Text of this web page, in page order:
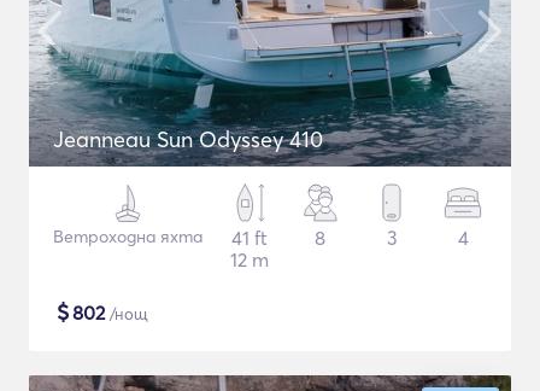
Jeanneau Sun Odyssey 410
Ветроходна яхта
41 ft
12 m
8 3 4
$802/нощ